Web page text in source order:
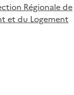
Régionale de
et du Logement